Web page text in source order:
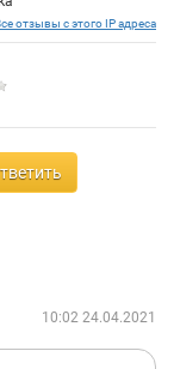
отзывы с этого IP адреса
10:02 24.04.2021